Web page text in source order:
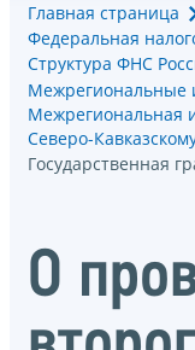
Главная страница
Федеральная
Структура ФНС
Межрегиональные
Межрегиональная
Северо-
Государственная
О